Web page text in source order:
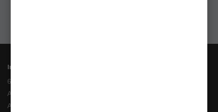
Informații
6 Rate fara Dobanda
Angajari
ANPC